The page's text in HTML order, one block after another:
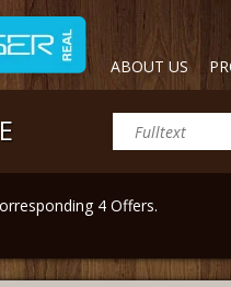
ABOUT US
4 Offers.